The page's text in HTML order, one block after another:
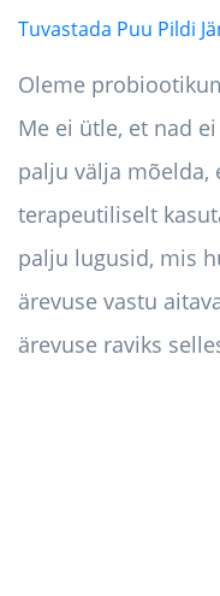
Tuvastada Puu Pildi
Oleme
Me ei ütle, et nad
palju välja mõelda,
terapeutiliselt
palju lugusid, mis
ärevuse vastu
ärevuse raviks